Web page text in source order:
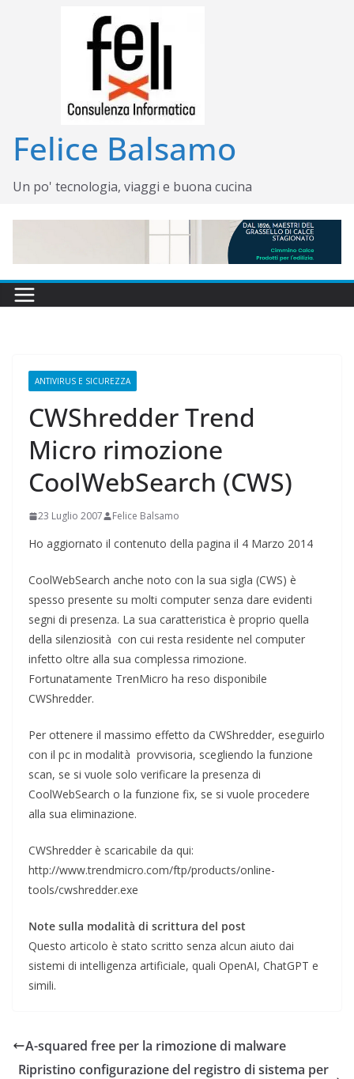
Felice Balsamo
Un po' tecnologia, viaggi e buona cucina
ANTIVIRUS E SICUREZZA
CWShredder Trend
Micro rimozione
CoolWebSearch (CWS)
23 Luglio 2007 Felice Balsamo
Ho aggiornato il contenuto della pagina il 4 Marzo 2014
CoolWebSearch anche noto con la sua sigla (CWS) è
spesso presente su molti computer senza dare evidenti
segni di presenza. La sua caratteristica è proprio quella
della silenziosità con cui resta residente nel computer
infetto oltre alla sua complessa rimozione.
Fortunatamente TrenMicro ha reso disponibile
CWShredder.
Per ottenere il massimo effetto da CWShredder, eseguirlo
con il pc in modalità provvisoria, scegliendo la funzione
scan, se si vuole solo verificare la presenza di
CoolWebSearch o la funzione fix, se si vuole procedere
alla sua eliminazione.
CWShredder è scaricabile da qui:
http://www.trendmicro.com/ftp/products/online-
tools/cwshredder.exe
Note sulla modalità di scrittura del post
Questo articolo è stato scritto senza alcun aiuto dai
sistemi di intelligenza artificiale, quali OpenAI, ChatGPT e
simili.
A-squared free per la rimozione di malware
Ripristino configurazione del registro di sistema per